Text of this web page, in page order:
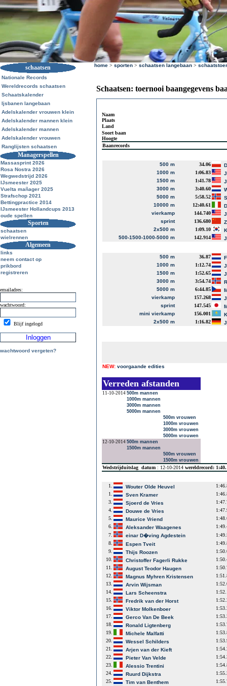
schaatsen
Nationale Records
Wereldrecords schaatsen
Schaatskalender
Ijsbanen langebaan
Adelskalender vrouwen klein
Adelskalender mannen klein
Adelskalender mannen
Adelskalender vrouwen
Ranglijsten schaatsen
Managerspellen
Massasprint 2026
Rosa Nostra 2026
Wegwedstrijd 2026
IJsmeester 2025
Vuelta mañager 2025
Strafschop 2021
Bettingpractice 2014
IJsmeester Hollandcups 2013
oude spellen
Sporten
schaatsen
wielrennen
Algemeen
links
neem contact op
prikbord
registreren
emailadres:
wachtwoord:
Blijf ingelogd
wachtwoord vergeten?
home > sporten > schaatsen langebaan >
Schaatsen: toernooi baangegevens
Naam
Plaats
Land
Soort baan
Hoogte
Baanrecords
500 m 34.06
1000 m
1:06.83
1500 m
1:41.78
3000 m
3:40.60
5000 m
5:58.52
10000 m
12:40.61
vierkamp
144.740
sprint
136.680
2x500 m
1:09.10
500-1500-1000-5000 m
142.914
500 m 36.87
1000 m
1:12.74
1500 m
1:52.65
3000 m
3:54.74
5000 m
6:44.85
vierkamp
157.268
sprint
147.545
mini vierkamp
156.001
2x500 m
1:16.82
NEW: voorgaande edities
Verreden afstanden
11-10-2014 500m mannen
1000m mannen
3000m mannen
5000m mannen
500m vrouwen
1000m vrouwen
3000m vrouwen
5000m vrouwen
12-10-2014 500m mannen
1500m mannen
500m vrouwen
1500m vrouwen
Wedstrijduitslag datum : 12-10-2014 wereldrecord:
1. Wouter Olde Heuvel
1.
Sven Kramer
3.
Sjoerd de Vries
4.
Douwe de Vries
5.
Maurice Vriend
6.
Aleksander Waagenes
7.
einar D�ving Agdestein
8.
Espen Tveit
9.
Thijs Roozen
10.
Christoffer Fagerli Rukke
11.
August Teodor Haugen
12.
Magnus Myhren Kristensen
13.
Arvin Wijsman
14.
Lars Scheenstra
15.
Fredrik van der Horst
16.
Viktor Molkenboer
17.
Gerco Van De Beek
18.
Ronald Ligtenberg
19.
Michele Malfatti
20.
Wessel Schilders
21.
Arjen van der Kieft
22.
Pieter Van Velde
23.
Alessio Trentini
24.
Ruurd Dijkstra
25.
Tim van Benthem